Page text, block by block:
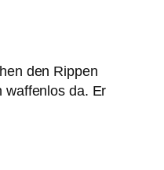
den Rippen
waffenlos da. Er